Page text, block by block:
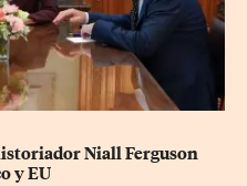
Niall Ferguson
y EU